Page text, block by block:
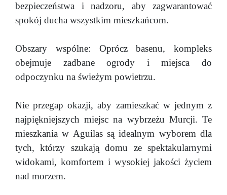
bezpieczeństwa i nadzoru, aby zagwarantować
spokój ducha wszystkim mieszkańcom.
Obszary wspólne: Oprócz basenu, kompleks
obejmuje zadbane ogrody i miejsca do
odpoczynku na świeżym powietrzu.
Nie przegap okazji, aby zamieszkać w jednym z
najpiękniejszych miejsc na wybrzeżu Murcji. Te
mieszkania w Aguilas są idealnym wyborem dla
tych, którzy szukają domu ze spektakularnymi
widokami, komfortem i wysokiej jakości życiem
nad morzem.